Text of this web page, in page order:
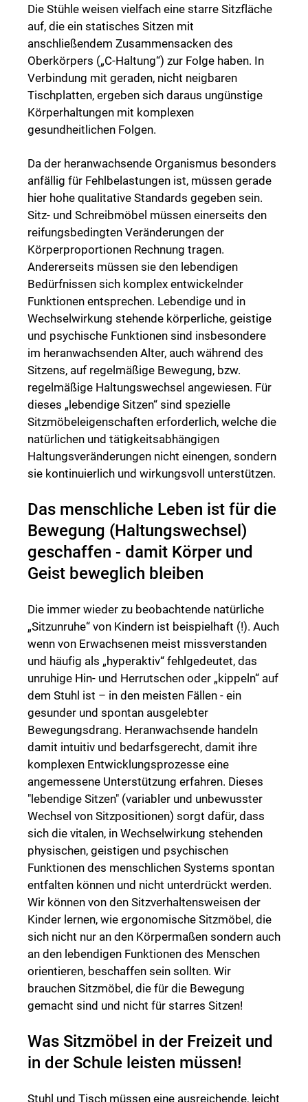
Die Stühle weisen vielfach eine starre Sitzfläche
auf, die ein statisches Sitzen mit
anschließendem Zusammensacken des
Oberkörpers („C-Haltung“) zur Folge haben. In
Verbindung mit geraden, nicht neigbaren
Tischplatten, ergeben sich daraus ungünstige
Körperhaltungen mit komplexen
gesundheitlichen Folgen.
Da der heranwachsende Organismus besonders
anfällig für Fehlbelastungen ist, müssen gerade
hier hohe qualitative Standards gegeben sein.
Sitz- und Schreibmöbel müssen einerseits den
reifungsbedingten Veränderungen der
Körperproportionen Rechnung tragen.
Andererseits müssen sie den lebendigen
Bedürfnissen sich komplex entwickelnder
Funktionen entsprechen. Lebendige und in
Wechselwirkung stehende körperliche, geistige
und psychische Funktionen sind insbesondere
im heranwachsenden Alter, auch während des
Sitzens, auf regelmäßige Bewegung, bzw.
regelmäßige Haltungswechsel angewiesen. Für
dieses „lebendige Sitzen“ sind spezielle
Sitzmöbeleigenschaften erforderlich, welche die
natürlichen und tätigkeitsabhängigen
Haltungsveränderungen nicht einengen, sondern
sie kontinuierlich und wirkungsvoll unterstützen.
Das menschliche Leben ist für die
Bewegung (Haltungswechsel)
geschaffen - damit Körper und
Geist beweglich bleiben
Die immer wieder zu beobachtende natürliche
„Sitzunruhe“ von Kindern ist beispielhaft (!). Auch
wenn von Erwachsenen meist missverstanden
und häufig als „hyperaktiv“ fehlgedeutet, das
unruhige Hin- und Herrutschen oder „kippeln“ auf
dem Stuhl ist – in den meisten Fällen - ein
gesunder und spontan ausgelebter
Bewegungsdrang. Heranwachsende handeln
damit intuitiv und bedarfsgerecht, damit ihre
komplexen Entwicklungsprozesse eine
angemessene Unterstützung erfahren. Dieses
"lebendige Sitzen" (variabler und unbewusster
Wechsel von Sitzpositionen) sorgt dafür, dass
sich die vitalen, in Wechselwirkung stehenden
physischen, geistigen und psychischen
Funktionen des menschlichen Systems spontan
entfalten können und nicht unterdrückt werden.
Wir können von den Sitzverhaltensweisen der
Kinder lernen, wie ergonomische Sitzmöbel, die
sich nicht nur an den Körpermaßen sondern auch
an den lebendigen Funktionen des Menschen
orientieren, beschaffen sein sollten. Wir
brauchen Sitzmöbel, die für die Bewegung
gemacht sind und nicht für starres Sitzen!
Was Sitzmöbel in der Freizeit und
in der Schule leisten müssen!
Stuhl und Tisch müssen eine ausreichende, leicht